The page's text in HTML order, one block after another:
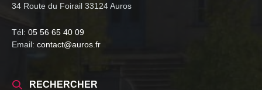
34 Route du Foirail 33124 Auros
Tél: 05 56 65 40 09
Email: contact@auros.fr
RECHERCHER